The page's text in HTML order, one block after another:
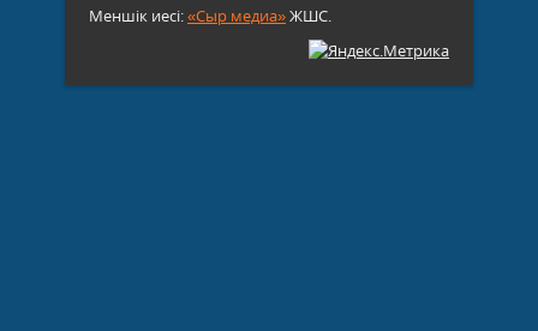
Меншік иесі:«Сыр медиа»ЖШС.